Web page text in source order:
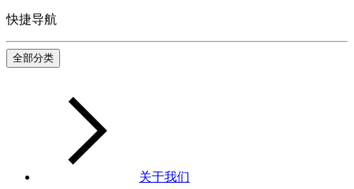
快捷导航
全部分类
关于我们